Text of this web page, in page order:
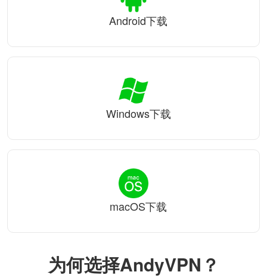
为何选择AndyVPN？
Android下载
Windows下载
macOS下载